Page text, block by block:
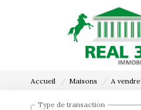
Accueil Maisons A vendre
Type de transaction